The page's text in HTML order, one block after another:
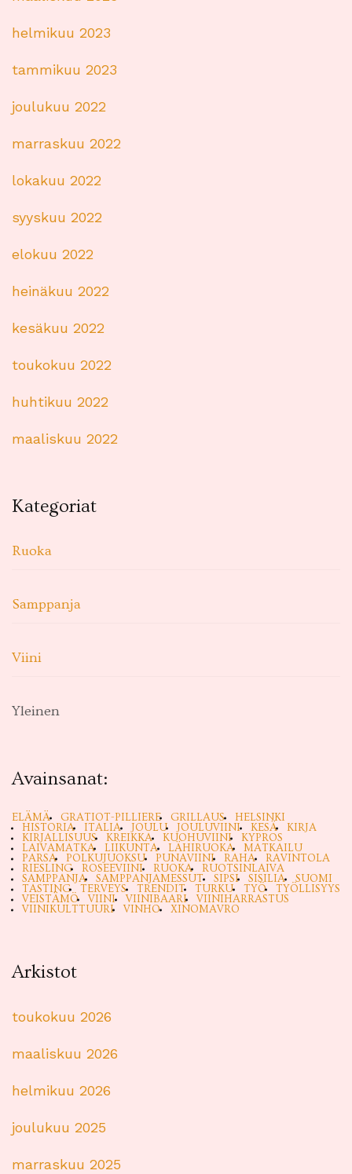
helmikuu 2023
tammikuu 2023
joulukuu 2022
marraskuu 2022
lokakuu 2022
syyskuu 2022
elokuu 2022
heinäkuu 2022
kesäkuu 2022
toukokuu 2022
huhtikuu 2022
maaliskuu 2022
Kategoriat
Ruoka
Samppanja
Viini
Yleinen
Avainsanat:
ELÄMÄ GRATIOT-PILLIERE GRILLAUS
HELSINKI
HISTORIA
ITALIA JOULU JOULUVIINI KESÄ
KIRJA
KIRJALLISUUS
KREIKKA KUOHUVIINI
KYPROS
LAIVAMATKA
LIIKUNTA LÄHIRUOKA
MATKAILU
PARSA
POLKUJUOKSU PUNAVIINI RAHA
RAVINTOLA
RIESLING
ROSEEVIINI RUOKA
RUOTSINLAIVA
SAMPPANJA
SAMPPANJAMESSUT SIPSI SISILIA
SUOMI
TASTING
TERVEYS TRENDIT TURKU TYÖ
TYÖLLISYYS
VEISTÄMÖ
VIINI VIINIBAARI
VIINIHARRASTUS
VIINIKULTTUURI
VINHO XINOMAVRO
Arkistot
toukokuu 2026
maaliskuu 2026
helmikuu 2026
joulukuu 2025
marraskuu 2025